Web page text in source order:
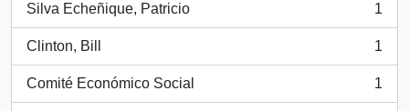
Silva Echeñique, Patricio
, 1 resultados
1
Clinton, Bill
, 1 resultados
1
Comité Económico Social
, 1 resultados
1